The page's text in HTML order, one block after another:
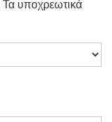
Τα υποχρεωτικά